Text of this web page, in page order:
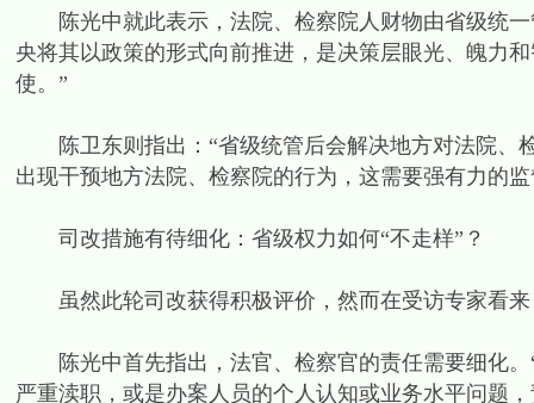
陈光中就此表示，法院、检察院人财物由省级统一
央将其以政策的形式向前推进，是决策层眼光、魄力
使。”
陈卫东则指出：“省级统管后会解决地方对法院、
出现干预地方法院、检察院的行为，这需要强有力的
司改措施有待细化：省级权力如何“不走样”？
虽然此轮司改获得积极评价，然而在受访专家看来
陈光中首先指出，法官、检察官的责任需要细化。
严重渎职，或是办案人员的个人认知或业务水平问题